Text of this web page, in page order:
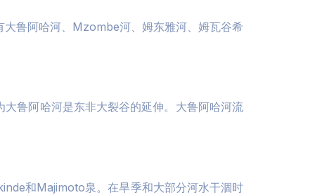
鲁阿哈河、Mzombe河、姆东雅河、姆瓦谷希
鲁阿哈河是东非大裂谷的延伸。大鲁阿哈河流
和Majimoto泉。在旱季和大部分河水干涸时